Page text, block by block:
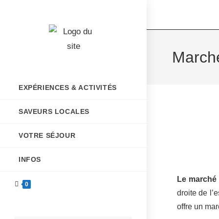
EXPÉRIENCES & ACTIVITÉS
SAVEURS LOCALES
VOTRE SÉJOUR
INFOS
0
Le
droite de
offre un